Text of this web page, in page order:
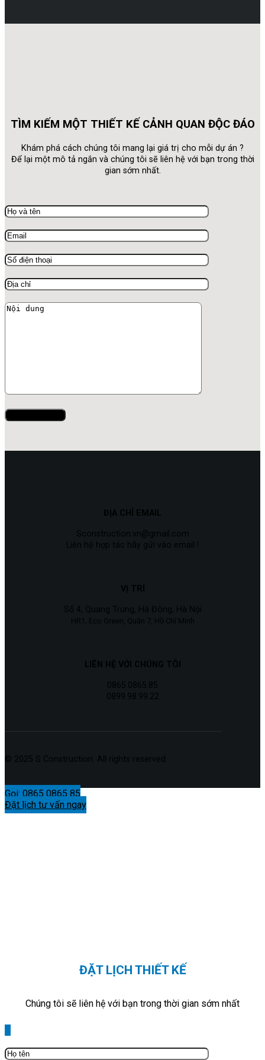
TÌM KIẾM MỘT THIẾT KẾ CẢNH QUAN ĐỘC ĐÁO
Khám phá cách chúng tôi mang lại giá trị cho mỗi dự án ?
Để lại một mô tả ngắn và chúng tôi sẽ liên hệ với bạn trong thời
gian sớm nhất.
ĐỊA CHỈ EMAIL
Sconstruction.vn@gmail.com
Liên hệ hợp tác hãy gửi vào email !
VỊ TRÍ
Số 4, Quang Trung, Hà Đông, Hà Nội
HR1, Eco Green, Quận 7, Hồ Chí Minh
LIÊN HỆ VỚI CHÚNG TÔI
0865.0865.85
0899.98.99.22
© 2025 S Construction. All rights reserved.
Gọi: 0865 0865 85
Đặt lịch tư vấn ngay
ĐẶT LỊCH THIẾT KẾ
Chúng tôi sẽ liên hệ với bạn trong thời gian sớm nhất